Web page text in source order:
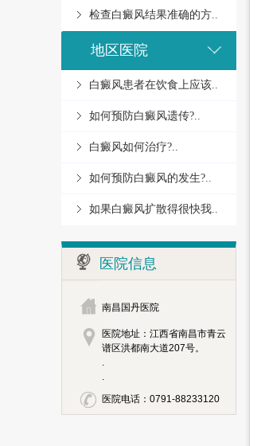
检查白癜风结果准确的方..
地区医院
白癜风患者在饮食上应该..
如何预防白癜风遗传?..
白癜风如何治疗?..
如何预防白癜风的发生?..
如果白癜风扩散得很快我..
医院信息
南昌国丹医院
医院地址：江西省南昌市青云
谱区洪都南大道207号。
.
.
医院电话：0791-88233120